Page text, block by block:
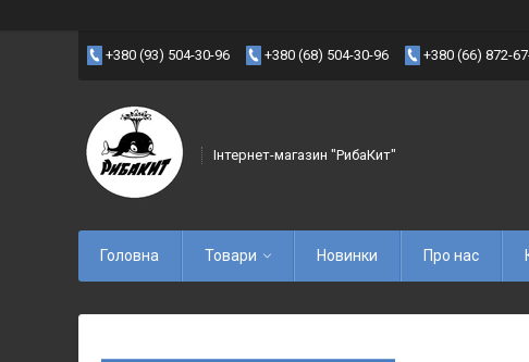
+380 (93) 504-30-96 +380 (68) 504-30-96 +380 (66) 872-
Інтернет-магазин "РибаКит"
Головна Товари Новинки Про нас